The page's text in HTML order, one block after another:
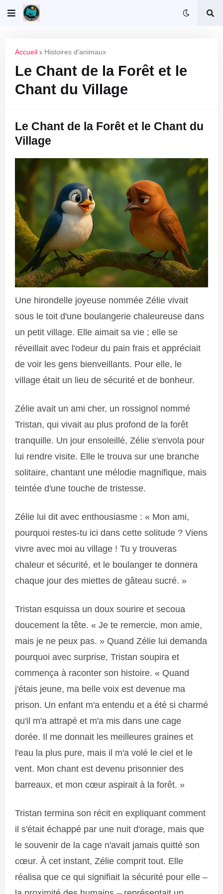
Accueil Histoires d'animaux
Le Chant de la Forêt et le
Chant du Village
Le Chant de la Forêt et le Chant du
Village
Une hirondelle joyeuse nommée Zélie vivait
sous le toit d'une boulangerie chaleureuse dans
un petit village. Elle aimait sa vie ; elle se
réveillait avec l'odeur du pain frais et appréciait
de voir les gens bienveillants. Pour elle, le
village était un lieu de sécurité et de bonheur.
Zélie avait un ami cher, un rossignol nommé
Tristan, qui vivait au plus profond de la forêt
tranquille. Un jour ensoleillé, Zélie s'envola pour
lui rendre visite. Elle le trouva sur une branche
solitaire, chantant une mélodie magnifique, mais
teintée d'une touche de tristesse.
Zélie lui dit avec enthousiasme : « Mon ami,
pourquoi restes-tu ici dans cette solitude ? Viens
vivre avec moi au village ! Tu y trouveras
chaleur et sécurité, et le boulanger te donnera
chaque jour des miettes de gâteau sucré. »
Tristan esquissa un doux sourire et secoua
doucement la tête. « Je te remercie, mon amie,
mais je ne peux pas. » Quand Zélie lui demanda
pourquoi avec surprise, Tristan soupira et
commença à raconter son histoire. « Quand
j'étais jeune, ma belle voix est devenue ma
prison. Un enfant m'a entendu et a été si charmé
qu'il m'a attrapé et m'a mis dans une cage
dorée. Il me donnait les meilleures graines et
l'eau la plus pure, mais il m'a volé le ciel et le
vent. Mon chant est devenu prisonnier des
barreaux, et mon cœur aspirait à la forêt. »
Tristan termina son récit en expliquant comment
il s'était échappé par une nuit d'orage, mais que
le souvenir de la cage n'avait jamais quitté son
cœur. À cet instant, Zélie comprit tout. Elle
réalisa que ce qui signifiait la sécurité pour elle –